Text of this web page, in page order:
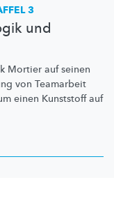
3
und
Mortier auf seinen
von Teamarbeit
einen Kunststoff auf